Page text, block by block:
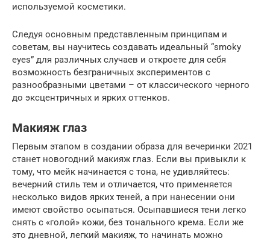
используемой косметики.
Следуя основным представленным принципам и
советам, вы научитесь создавать идеальный “smoky
eyes” для различных случаев и откроете для себя
возможность безграничных экспериментов с
разнообразными цветами – от классического черного
до эксцентричных и ярких оттенков.
Макияж глаз
Первым этапом в создании образа для вечеринки 2021
станет новогодний макияж глаз. Если вы привыкли к
тому, что мейк начинается с тона, не удивляйтесь:
вечерний стиль тем и отличается, что применяется
несколько видов ярких теней, а при нанесении они
имеют свойство осыпаться. Осыпавшиеся тени легко
снять с «голой» кожи, без тонального крема. Если же
это дневной, легкий макияж, то начинать можно